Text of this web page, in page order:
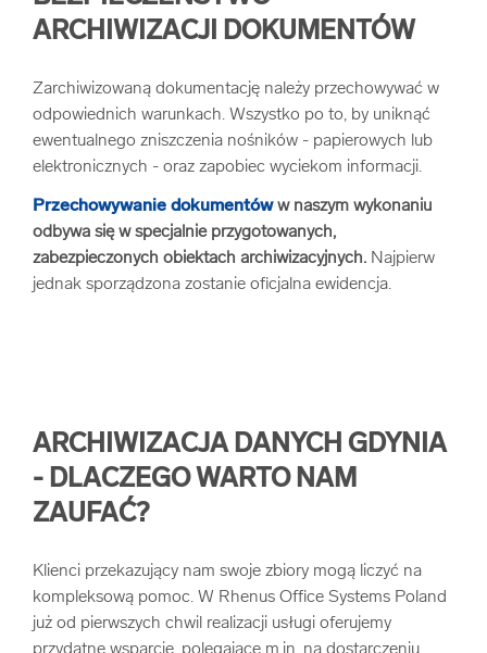
ARCHIWIZACJI DOKUMENTÓW
Zarchiwizowaną dokumentację należy przechowywać w
odpowiednich warunkach. Wszystko po to, by uniknąć
ewentualnego zniszczenia nośników - papierowych lub
elektronicznych - oraz zapobiec wyciekom informacji.
Przechowywanie dokumentóww naszym wykonaniu
odbywa się w specjalnie przygotowanych,
zabezpieczonych obiektach archiwizacyjnych. Najpierw
jednak sporządzona zostanie oficjalna ewidencja.
ARCHIWIZACJA DANYCH GDYNIA
- DLACZEGO WARTO NAM
ZAUFAĆ?
Klienci przekazujący nam swoje zbiory mogą liczyć na
kompleksową pomoc. W Rhenus Office Systems Poland
już od pierwszych chwil realizacji usługi oferujemy